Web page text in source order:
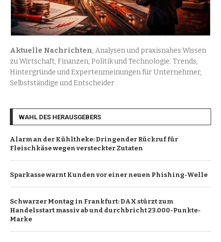
Aktuelle Nachrichten, Analysen und praxisnahes Wissen
zu Wirtschaft, Finanzen, Politik und Technologie. Trends,
Hintergründe und Expertenmeinungen für Unternehmer,
Selbstständige und Entscheider
WAHL DES HERAUSGEBERS
Alarm an der Kühltheke: Dringender Rückruf für
Fleischkäse wegen versteckter Zutaten
Sparkasse warnt Kunden vor einer neuen Phishing-Welle
Schwarzer Montag in Frankfurt: DAX stürzt zum
Handelsstart massiv ab und durchbricht 23.000-Punkte-
Marke